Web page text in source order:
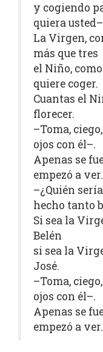
y cogiendo
quiera
La Virgen,
más que tres
el Niño,
quiere coger.
Cuantas el
florecer.
–Toma,
ojos con él–.
Apenas se
empezó a ver.
–¿Quién
hecho tanto
Si sea la
Belén
si sea la
José.
–Toma,
ojos con él–.
Apenas se
empezó a ver.